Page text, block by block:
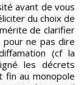
avant de vous
du choix de
de clarifier
pour ne pas dire
(cf la
les décrets
fin au monopole